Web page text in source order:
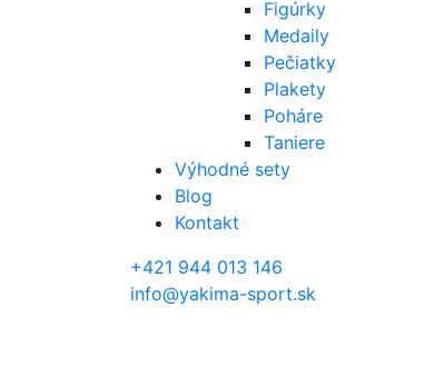
Figúrky
Medaily
Pečiatky
Plakety
Poháre
Taniere
Výhodné sety
Blog
Kontakt
+421 944 013 146
info@yakima-sport.sk